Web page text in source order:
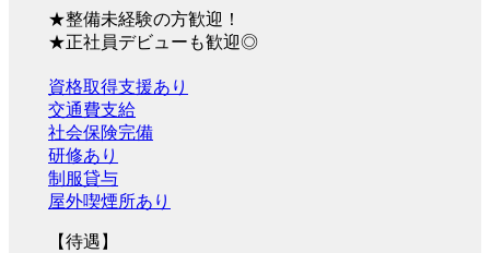
★整備未経験の方歓迎！
★正社員デビューも歓迎◎
資格取得支援あり
交通費支給
社会保険完備
研修あり
制服貸与
屋外喫煙所あり
【待遇】